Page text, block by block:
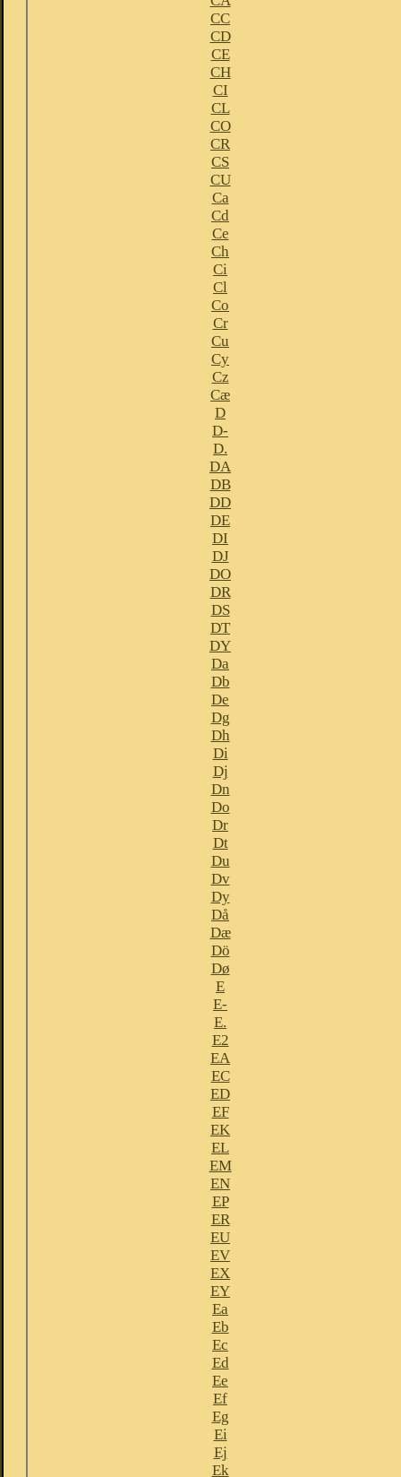
CC
CD
CE
CH
CI
CL
CO
CR
CS
CU
Ca
Cd
Ce
Ch
Ci
Cl
Co
Cr
Cu
Cy
Cz
Cæ
D
D-
D.
DA
DB
DD
DE
DI
DJ
DO
DR
DS
DT
DY
Da
Db
De
Dg
Dh
Di
Dj
Dn
Do
Dr
Dt
Du
Dv
Dy
Då
Dæ
Dö
Dø
E
E-
E.
E2
EA
EC
ED
EF
EK
EL
EM
EN
EP
ER
EU
EV
EX
EY
Ea
Eb
Ec
Ed
Ee
Ef
Eg
Ei
Ej
Ek